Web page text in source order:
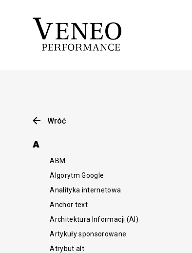
Wróć
A
ABM
Algorytm Google
Analityka internetowa
Anchor text
Architektura Informacji (AI)
Artykuły sponsorowane
Atrybut alt